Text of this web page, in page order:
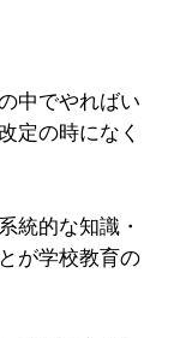
中でやればい
定の時になく
統的な知識・
が学校教育の